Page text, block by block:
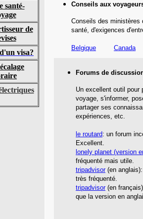
santé-
de
visa?
Conseils aux
Conseils des ministères
santé, d'exigences
Belgique Canada
Forums de
Un excellent outil pour
voyage, s'informer,
partager ses
expériences, etc.
le routard: un forum
Excellent.
lonely planet (version
fréquenté mais utile.
tripadvisor(en
très fréquenté.
tripadvisor(en
que la version en